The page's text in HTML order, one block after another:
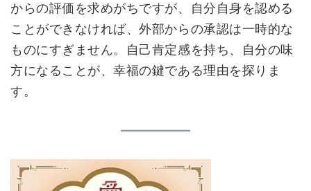
からの評価を求めがちですが、自分自身を認める
ことができなければ、外部からの承認は一時的な
ものにすぎません。自己肯定感を持ち、自分の味
方になることが、幸福の鍵である理由を探りま
す。